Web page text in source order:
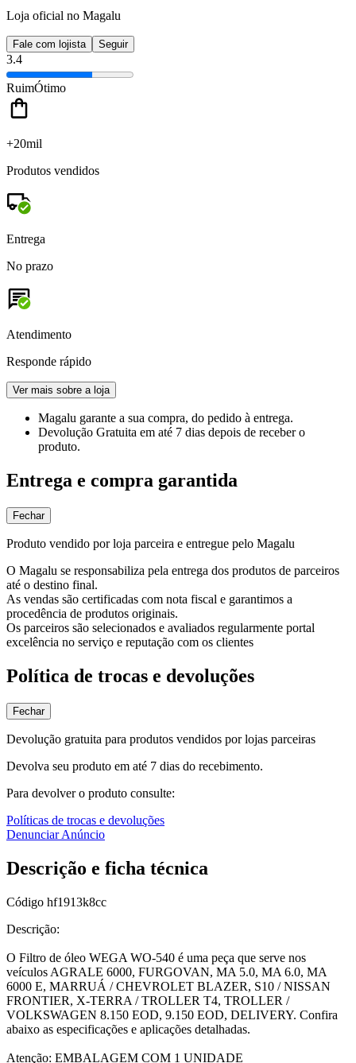
Loja oficial no Magalu
Fale com lojista Seguir
3.4
RuimÓtimo
+20mil
Produtos vendidos
Entrega
No prazo
Atendimento
Responde rápido
Ver mais sobre a loja
Magalu garante a sua compra, do pedido à entrega.
Devolução Gratuita em até 7 dias depois de receber o
produto.
Entrega e compra garantida
Fechar
Produto vendido por loja parceira e entregue pelo Magalu
O Magalu se responsabiliza pela entrega dos produtos de parceiros
até o destino final.
As vendas são certificadas com nota fiscal e garantimos a
procedência de produtos originais.
Os parceiros são selecionados e avaliados regularmente portal
excelência no serviço e reputação com os clientes
Política de trocas e devoluções
Fechar
Devolução gratuita para produtos vendidos por lojas parceiras
Devolva seu produto em até 7 dias do recebimento.
Para devolver o produto consulte:
Políticas de trocas e devoluções
Denunciar Anúncio
Descrição e ficha técnica
Código hf1913k8cc
Descrição:
O Filtro de óleo WEGA WO-540 é uma peça que serve nos
veículos AGRALE 6000, FURGOVAN, MA 5.0, MA 6.0, MA
6000 E, MARRUÁ / CHEVROLET BLAZER, S10 / NISSAN
FRONTIER, X-TERRA / TROLLER T4, TROLLER /
VOLKSWAGEN 8.150 EOD, 9.150 EOD, DELIVERY. Confira
abaixo as especificações e aplicações detalhadas.
Atenção: EMBALAGEM COM 1 UNIDADE